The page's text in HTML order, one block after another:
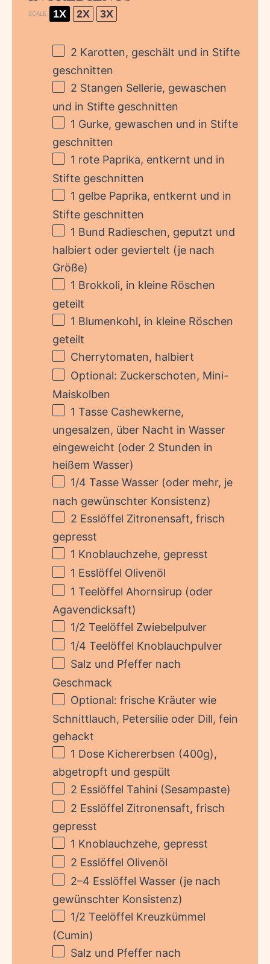
SCALE 1X 2X 3X
2 Karotten, geschält und in Stifte
geschnitten
2 Stangen Sellerie, gewaschen
und in Stifte geschnitten
1 Gurke, gewaschen und in Stifte
geschnitten
1 rote Paprika, entkernt und in
Stifte geschnitten
1 gelbe Paprika, entkernt und in
Stifte geschnitten
1 Bund Radieschen, geputzt und
halbiert oder geviertelt (je nach
Größe)
1 Brokkoli, in kleine Röschen
geteilt
1 Blumenkohl, in kleine Röschen
geteilt
Cherrytomaten, halbiert
Optional: Zuckerschoten, Mini-
Maiskolben
1 Tasse Cashewkerne,
ungesalzen, über Nacht in Wasser
eingeweicht (oder 2 Stunden in
heißem Wasser)
1/4 Tasse Wasser (oder mehr, je
nach gewünschter Konsistenz)
2 Esslöffel Zitronensaft, frisch
gepresst
1 Knoblauchzehe, gepresst
1 Esslöffel Olivenöl
1 Teelöffel Ahornsirup (oder
Agavendicksaft)
1/2 Teelöffel Zwiebelpulver
1/4 Teelöffel Knoblauchpulver
Salz und Pfeffer nach
Geschmack
Optional: frische Kräuter wie
Schnittlauch, Petersilie oder Dill, fein
gehackt
1 Dose Kichererbsen (400g),
abgetropft und gespült
2 Esslöffel Tahini (Sesampaste)
2 Esslöffel Zitronensaft, frisch
gepresst
1 Knoblauchzehe, gepresst
2 Esslöffel Olivenöl
2–4 Esslöffel Wasser (je nach
gewünschter Konsistenz)
1/2 Teelöffel Kreuzkümmel
(Cumin)
Salz und Pfeffer nach